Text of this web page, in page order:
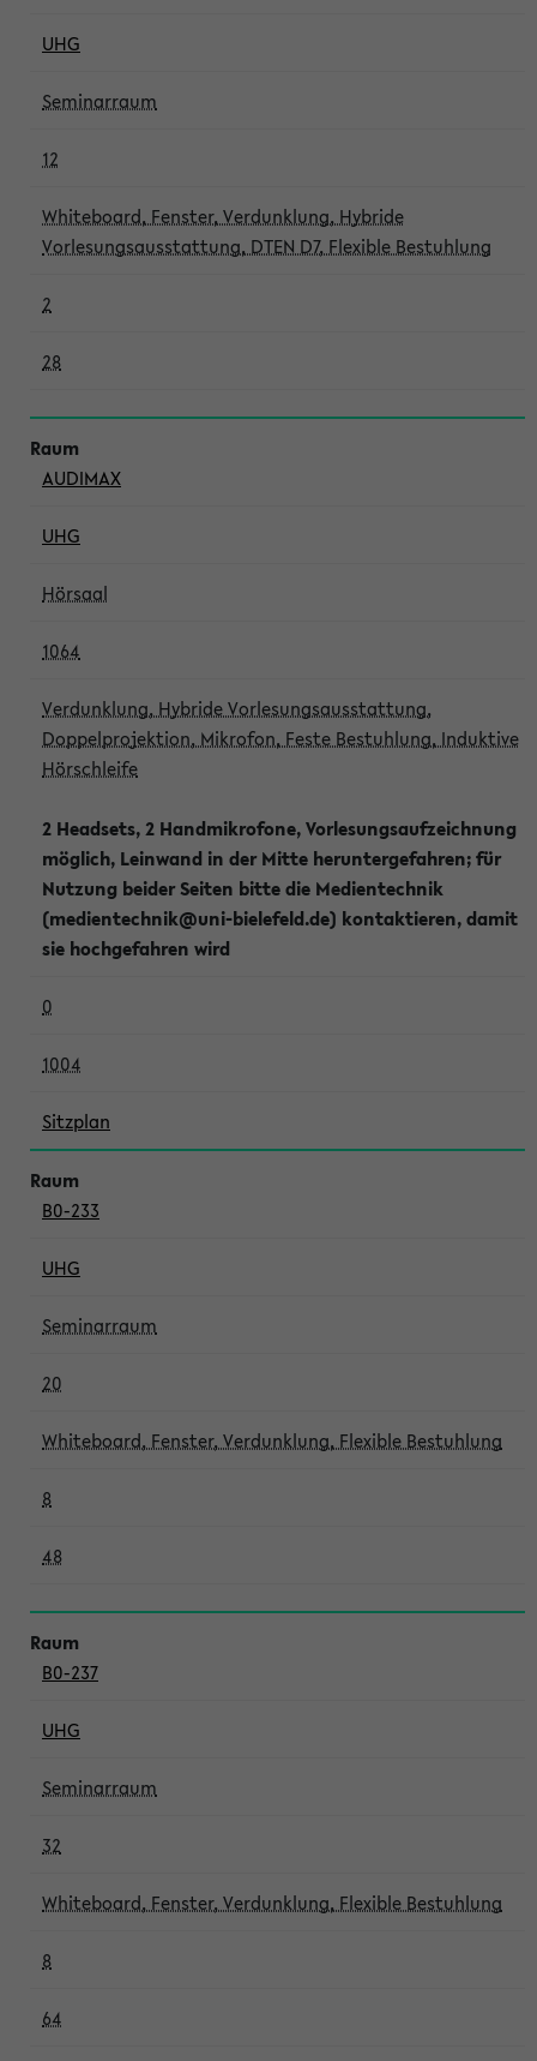
UHG
Seminarraum
12
Whiteboard, Fenster, Verdunklung, Hybride
Vorlesungsausstattung, DTEN D7, Flexible Bestuhlung
2
28
AUDIMAX
UHG
Hörsaal
1064
Verdunklung, Hybride Vorlesungsausstattung,
Doppelprojektion, Mikrofon, Feste Bestuhlung, Induktive
Hörschleife
2 Headsets, 2 Handmikrofone, Vorlesungsaufzeichnung
möglich, Leinwand in der Mitte heruntergefahren; für
Nutzung beider Seiten bitte die Medientechnik
(medientechnik@uni-bielefeld.de) kontaktieren, damit
sie hochgefahren wird
0
1004
Sitzplan
B0-233
UHG
Seminarraum
20
Whiteboard, Fenster, Verdunklung, Flexible Bestuhlung
8
48
B0-237
UHG
Seminarraum
32
Whiteboard, Fenster, Verdunklung, Flexible Bestuhlung
8
64